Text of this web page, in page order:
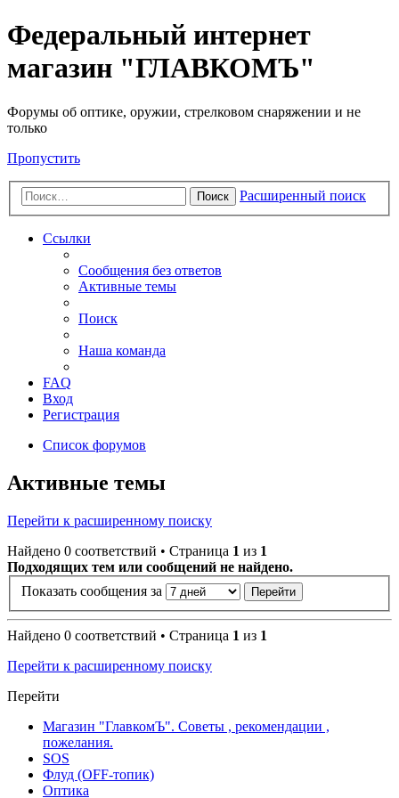
Федеральный интернет
магазин "ГЛАВКОМЪ"
Форумы об оптике, оружии, стрелковом снаряжении и не
только
Пропустить
Поиск Расширенный поиск
Ссылки
Сообщения без ответов
Активные темы
Поиск
Наша команда
FAQ
Вход
Регистрация
Список форумов
Активные темы
Перейти к расширенному поиску
Найдено 0 соответствий • Страница 1 из 1
Подходящих тем или сообщений не найдено.
Показать сообщения за
Найдено 0 соответствий • Страница 1 из 1
Перейти к расширенному поиску
Перейти
Магазин "ГлавкомЪ". Советы , рекомендации ,
пожелания.
SOS
Флуд (OFF-топик)
Оптика